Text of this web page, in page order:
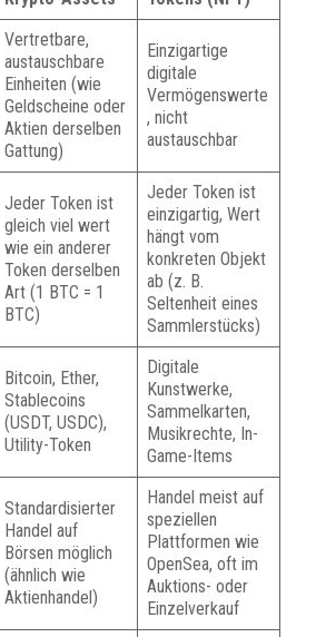
Vertretbare,
austauschbare
Einheiten (wie
Geldscheine oder
Aktien derselben
Gattung)
Einzigartige
digitale
Vermögenswerte
, nicht
austauschbar
Jeder Token ist
gleich viel wert
wie ein anderer
Token derselben
Art (1 BTC = 1
BTC)
Jeder Token ist
einzigartig, Wert
hängt vom
konkreten Objekt
ab (z. B.
Seltenheit eines
Sammlerstücks)
Bitcoin, Ether,
Stablecoins
(USDT, USDC),
Utility-Token
Digitale
Kunstwerke,
Sammelkarten,
Musikrechte, In-
Game-Items
Standardisierter
Handel auf
Börsen möglich
(ähnlich wie
Aktienhandel)
Handel meist auf
speziellen
Plattformen wie
OpenSea, oft im
Auktions- oder
Einzelverkauf